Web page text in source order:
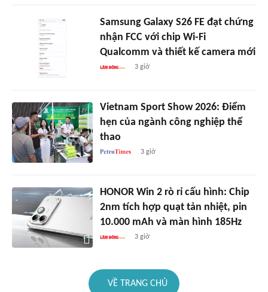
Samsung Galaxy S26 FE đạt chứng
nhận FCC với chip Wi-Fi
Qualcomm và thiết kế camera mới
3 giờ
Vietnam Sport Show 2026: Điểm
hẹn của ngành công nghiệp thể
thao
3 giờ
HONOR Win 2 rò rỉ cấu hình: Chip
2nm tích hợp quạt tản nhiệt, pin
10.000 mAh và màn hình 185Hz
3 giờ
VỀ TRANG CHỦ